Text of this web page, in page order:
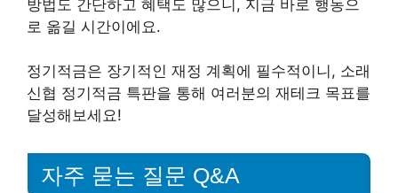
방법도 간단하고 혜택도 많으니, 지금 바로 행동으
로 옮길 시간이에요.
정기적금은 장기적인 재정 계획에 필수적이니, 소래
신협 정기적금 특판을 통해 여러분의 재테크 목표를
달성해보세요!
자주 묻는 질문 Q&A